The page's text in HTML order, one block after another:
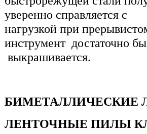
уверенно справляется с
нагрузкой при
инструмент достаточно
выкрашивается.
БИМЕТАЛЛИЧЕСКИЕ
ЛЕНТОЧНЫЕ ПИЛЫ